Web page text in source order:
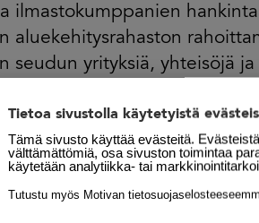
ilmastokumppanien
aluekehitysrahaston
seudun yrityksiä, yhteisöjä
arkeen.
hanke. Siinä
ja kehitetään uusia
on nyt 31
Tietoa sivustolla käytetyistä
Tämä sivusto käyttää evästeitä.
välttämättömiä, osa sivuston toimintaa
käytetään analytiikka- tai
Tutustu myös Motivan